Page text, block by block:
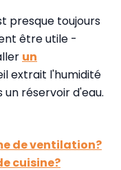
presque toujours
être utile -
un
extrait l'humidité
réservoir d'eau.
de ventilation?
cuisine?